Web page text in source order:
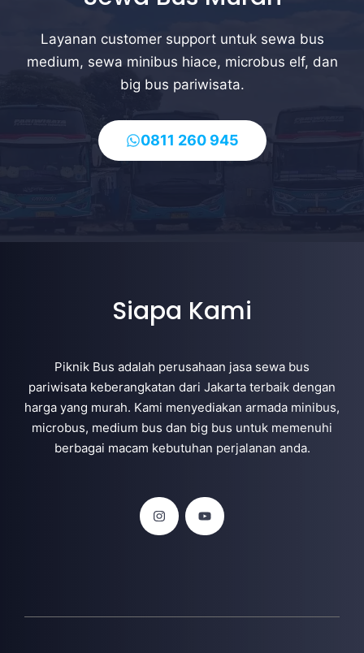
Layanan customer support untuk sewa bus
medium, sewa minibus hiace, microbus elf, dan
big bus pariwisata.
0811 260 945
Siapa Kami
Piknik Bus adalah perusahaan jasa sewa bus
pariwisata keberangkatan dari Jakarta terbaik dengan
harga yang murah. Kami menyediakan armada minibus,
microbus, medium bus dan big bus untuk memenuhi
berbagai macam kebutuhan perjalanan anda.